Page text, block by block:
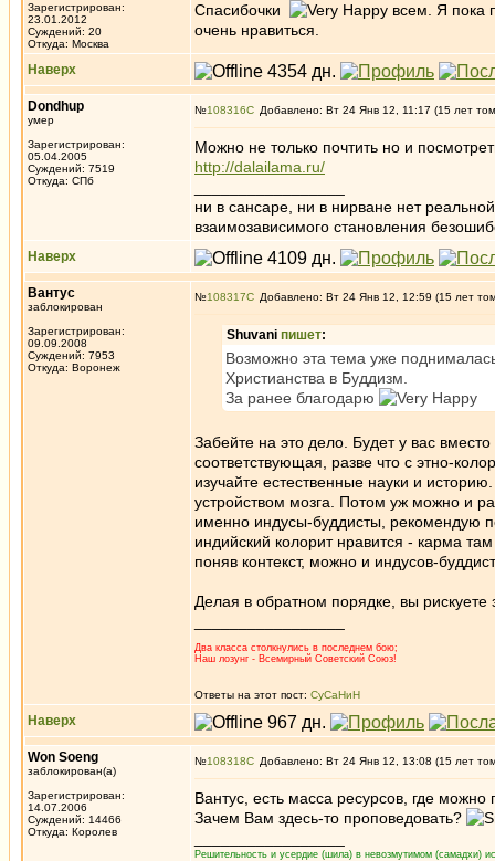
Зарегистрирован:
23.01.2012
Суждений: 20
Откуда: Москва
Спасибочки
всем. Я пока
очень нравиться.
Наверх
Dondhup
умер
Зарегистрирован:
05.04.2005
Суждений: 7519
Откуда: СПб
№108316 Добавлено: Вт 24 Янв 12, 11:17 (15 лет
Можно не только почтить но и
http://dalailama.ru/
ни в сансаре, ни в нирване нет
взаимозависимого становления
Наверх
Вантус
заблокирован
Зарегистрирован:
09.09.2008
Суждений: 7953
Откуда: Воронеж
№108317 Добавлено: Вт 24 Янв 12, 12:59 (15 лет
Shuvani пишет:
Возможно эта тема уже
Христианства в Буддизм.
За ранее благодарю
Забейте на это дело. Будет у вас
соответствующая, разве что с этно-
изучайте естественные науки и
устройством мозга. Потом уж можно и
именно индусы-буддисты, рекомендую
индийский колорит нравится - карма
поняв контекст, можно и индусов-
Делая в обратном порядке, вы
Два класса столкнулись в последнем бою;
Наш лозунг - Всемирный Советский Союз!
Ответы на этот пост: СуСаНиН
Наверх
Won Soeng
заблокирован(а)
Зарегистрирован:
14.07.2006
Суждений: 14466
Откуда: Королев
№108318 Добавлено: Вт 24 Янв 12, 13:08 (15 лет
Вантус, есть масса ресурсов, где можно
Зачем Вам здесь-то проповедовать?
Решительность и усердие (шила) в невозмутимом (самадхи)